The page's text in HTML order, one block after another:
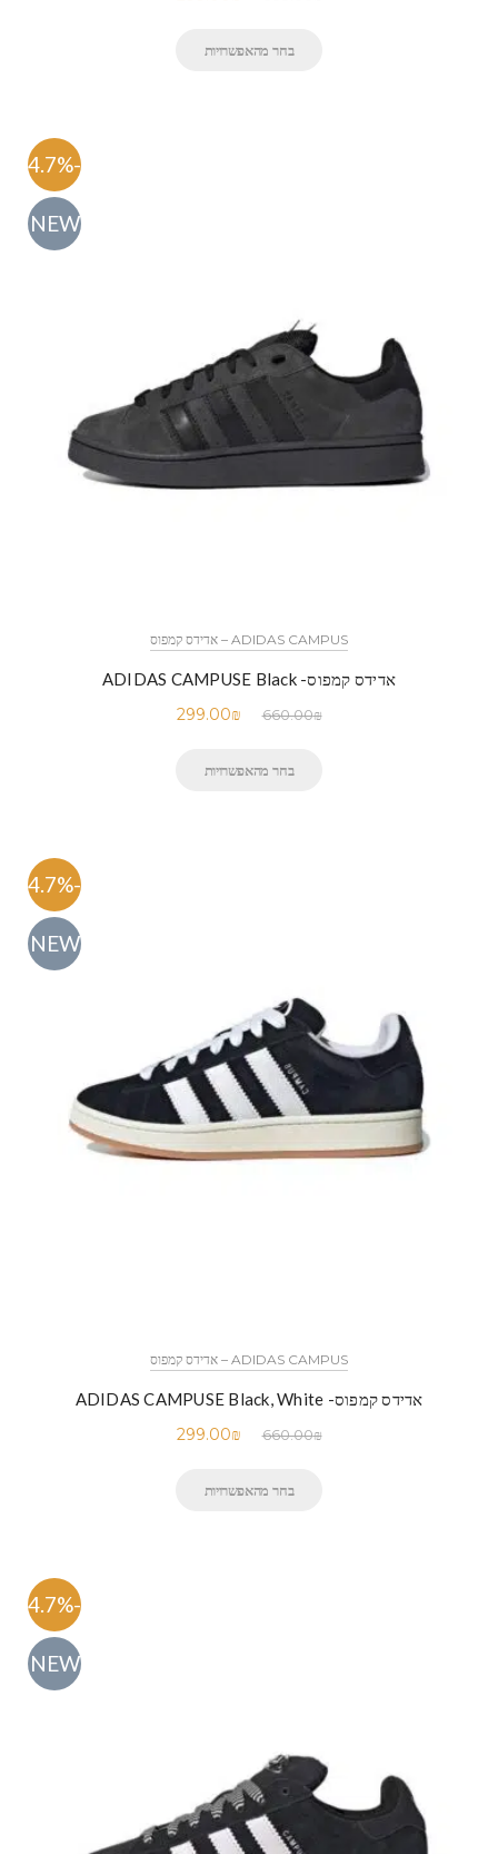
בחר מהאפשרויות
-54.7%
NEW
ADIDAS CAMPUS – אדידס קמפוס
אדידס קמפוס- ADIDAS CAMPUSE Black
660.00₪
299.00₪
בחר מהאפשרויות
-54.7%
NEW
ADIDAS CAMPUS – אדידס קמפוס
אדידס קמפוס- ADIDAS CAMPUSE Black, White
660.00₪
299.00₪
בחר מהאפשרויות
-54.7%
NEW